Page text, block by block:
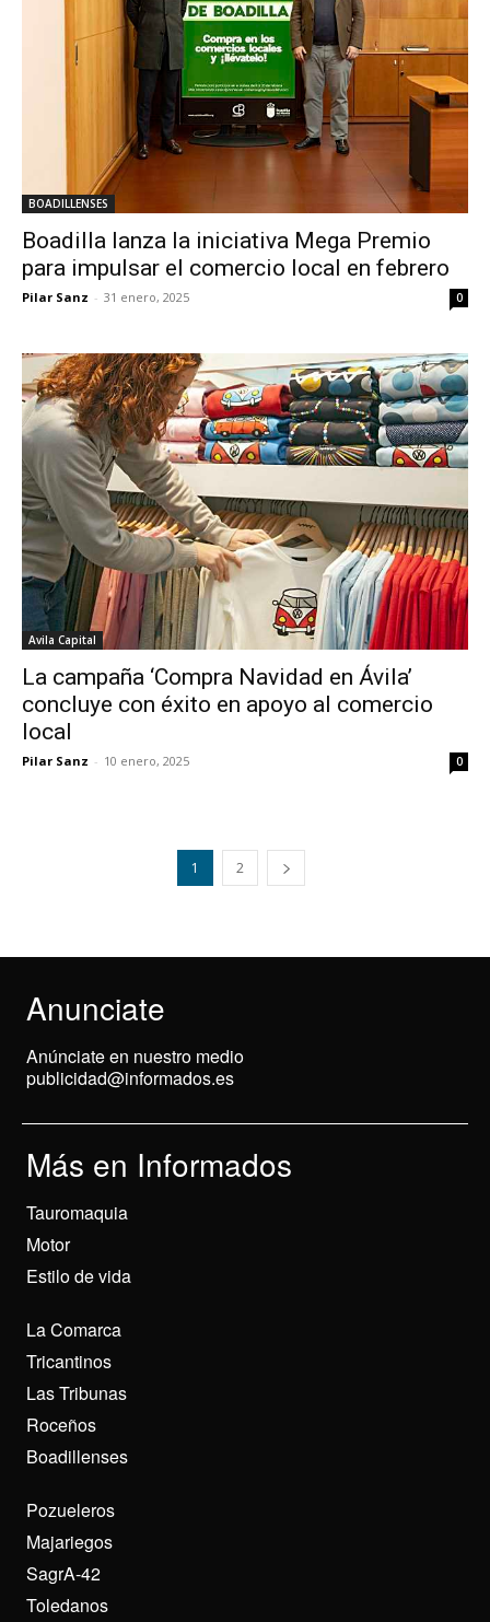
BOADILLENSES
Boadilla lanza la iniciativa Mega Premio
para impulsar el comercio local en febrero
Pilar Sanz - 31 enero, 2025 0
Avila Capital
La campaña ‘Compra Navidad en Ávila’
concluye con éxito en apoyo al comercio
local
Pilar Sanz - 10 enero, 2025 0
1 2
Anunciate
Anúnciate en nuestro medio
publicidad@informados.es
Más en Informados
Tauromaquia
Motor
Estilo de vida
La Comarca
Tricantinos
Las Tribunas
Roceños
Boadillenses
Pozueleros
Majariegos
SagrA-42
Toledanos